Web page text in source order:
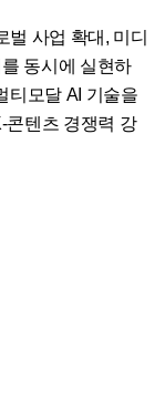
벌 사업 확대, 미디
동시에 실현하
티모달 AI 기술을
콘텐츠 경쟁력 강